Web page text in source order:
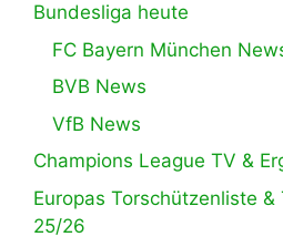
Bundesliga heute
FC Bayern München
BVB News
VfB News
Champions League TV &
Europas Torschützenliste
25/26